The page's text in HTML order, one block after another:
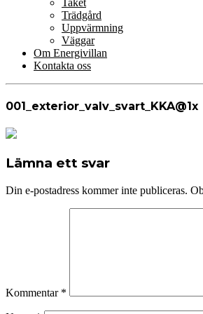
Taket
Trädgård
Uppvärmning
Väggar
Om Energivillan
Kontakta oss
001_exterior_valv_svart_KKA@1x
Lämna ett svar
Din e-postadress kommer inte publiceras.
Kommentar *